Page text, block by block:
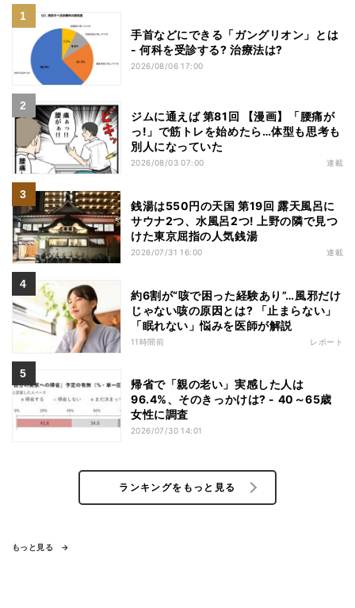
手首などにできる「ガングリオン」とは
- 何科を受診する? 治療法は?
2026/08/06 17:00
ジムに通えば 第81回 【漫画】「腰痛が
っ!」で筋トレを始めたら…体型も思考も
別人になっていた
2026/08/03 07:00 連載
銭湯は550円の天国 第19回 露天風呂に
サウナ2つ、水風呂2つ! 上野の隣で見つ
けた東京屈指の人気銭湯
2026/07/31 16:00 連載
約6割が“咳で困った経験あり”…風邪だけ
じゃない咳の原因とは? 「止まらない」
「眠れない」悩みを医師が解説
11時間前 レポート
帰省で「親の老い」実感した人は
96.4%、そのきっかけは? - 40～65歳
女性に調査
2026/07/30 14:01
ランキングをもっと見る
もっと見る